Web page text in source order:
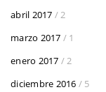
abril 2017 / 2
marzo 2017 / 1
enero 2017 / 2
diciembre 2016 / 5